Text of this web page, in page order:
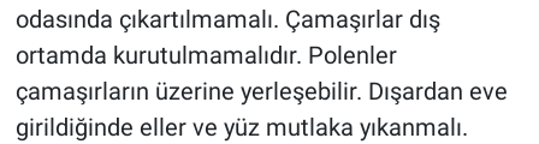
odasında çıkartılmamalı. Çamaşırlar dış
ortamda kurutulmamalıdır. Polenler
çamaşırların üzerine yerleşebilir. Dışardan eve
girildiğinde eller ve yüz mutlaka yıkanmalı.